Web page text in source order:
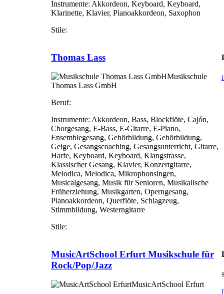
Instrumente: Akkordeon, Keyboard, Keyboard,
Klarinette, Klavier, Pianoakkordeon, Saxophon
Stile:
Thomas Lass
Musikschule
Thomas Lass GmbH
Beruf:
Instrumente: Akkordeon, Bass, Blockflöte, Cajón,
Chorgesang, E-Bass, E-Gitarre, E-Piano,
Ensemblegesang, Gehörbildung, Gehörbildung,
Geige, Gesangscoaching, Gesangsunterricht, Gitarre,
Harfe, Keyboard, Keyboard, Klangstrasse,
Klassischer Gesang, Klavier, Konzertgitarre,
Melodica, Melodica, Mikrophonsingen,
Musicalgesang, Musik für Senioren, Musikalische
Früherziehung, Musikgarten, Operngesang,
Pianoakkordeon, Querflöte, Schlagzeug,
Stimmbildung, Westerngitarre
Stile:
MusicArtSchool Erfurt Musikschule für
Rock/Pop/Jazz
MusicArtSchool Erfurt